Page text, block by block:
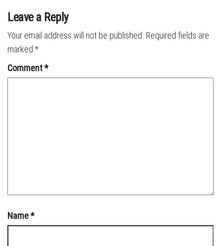
Leave a Reply
Your email address will not be published. Required fields are
marked *
Comment*
Name*